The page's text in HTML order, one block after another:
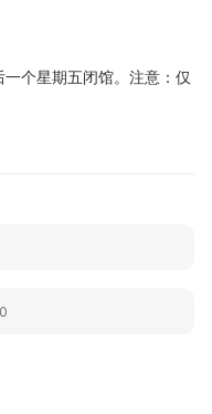
个星期五闭馆。注意：仅
0